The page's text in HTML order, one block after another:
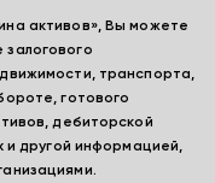
активов», Вы можете
транспорта,
готового
дебиторской
и другой информацией,